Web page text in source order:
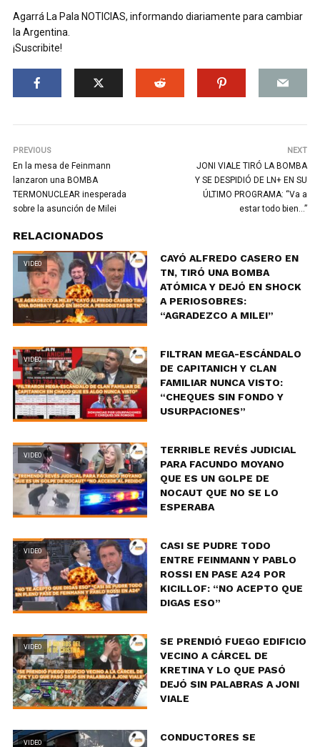
Agarrá La Pala NOTICIAS, informando diariamente para cambiar
la Argentina.
¡Suscribite!
PREVIOUS
En la mesa de Feinmann
lanzaron una BOMBA
TERMONUCLEAR inesperada
sobre la asunción de Milei
NEXT
JONI VIALE TIRÓ LA BOMBA
Y SE DESPIDIÓ DE LN+ EN SU
ÚLTIMO PROGRAMA: “Va a
estar todo bien…”
RELACIONADOS
VIDEO
CAYÓ ALFREDO CASERO EN
TN, TIRÓ UNA BOMBA
ATÓMICA Y DEJÓ EN SHOCK
A PERIOSOBRES:
“AGRADEZCO A MILEI”
VIDEO
FILTRAN MEGA-ESCÁNDALO
DE CAPITANICH Y CLAN
FAMILIAR NUNCA VISTO:
“CHEQUES SIN FONDO Y
USURPACIONES”
VIDEO
TERRIBLE REVÉS JUDICIAL
PARA FACUNDO MOYANO
QUE ES UN GOLPE DE
NOCAUT QUE NO SE LO
ESPERABA
VIDEO
CASI SE PUDRE TODO
ENTRE FEINMANN Y PABLO
ROSSI EN PASE A24 POR
KICILLOF: “NO ACEPTO QUE
DIGAS ESO”
VIDEO
SE PRENDIÓ FUEGO EDIFICIO
VECINO A CÁRCEL DE
KRETINA Y LO QUE PASÓ
DEJÓ SIN PALABRAS A JONI
VIALE
VIDEO
CONDUCTORES SE